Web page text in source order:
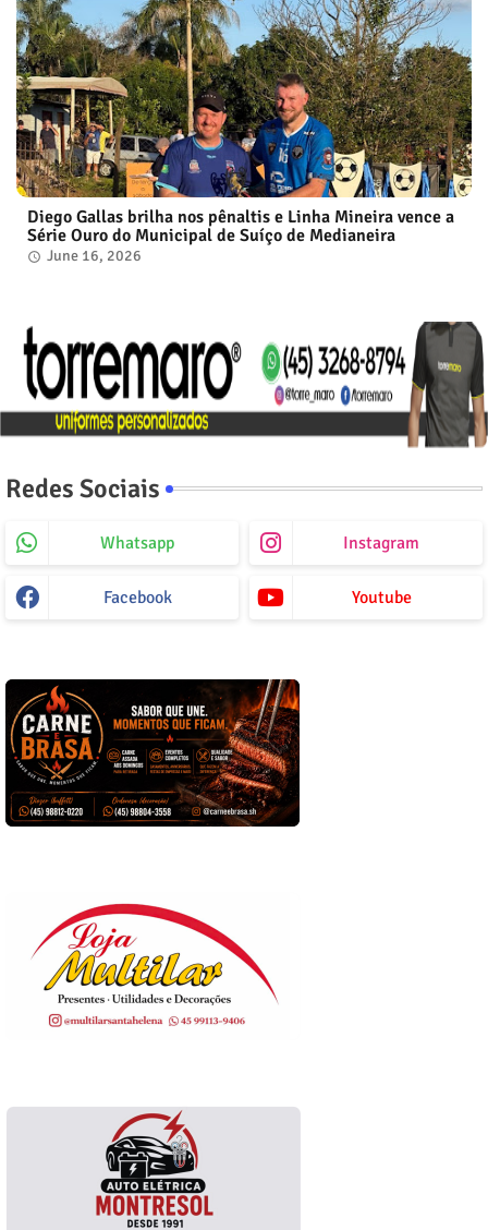
Diego Gallas brilha nos pênaltis e Linha Mineira vence a
Série Ouro do Municipal de Suíço de Medianeira
June 16, 2026
Redes Sociais
Whatsapp Instagram
Facebook Youtube